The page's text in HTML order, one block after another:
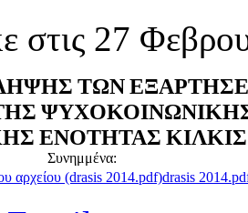
στις 27
ΤΩΝ
ΕΝΟΤΗΤΑΣ
Συνημμένα:
drasis